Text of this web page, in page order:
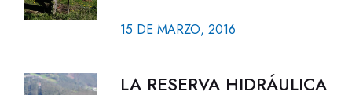
15 DE MARZO, 2016
LA RESERVA HIDRÁULICA